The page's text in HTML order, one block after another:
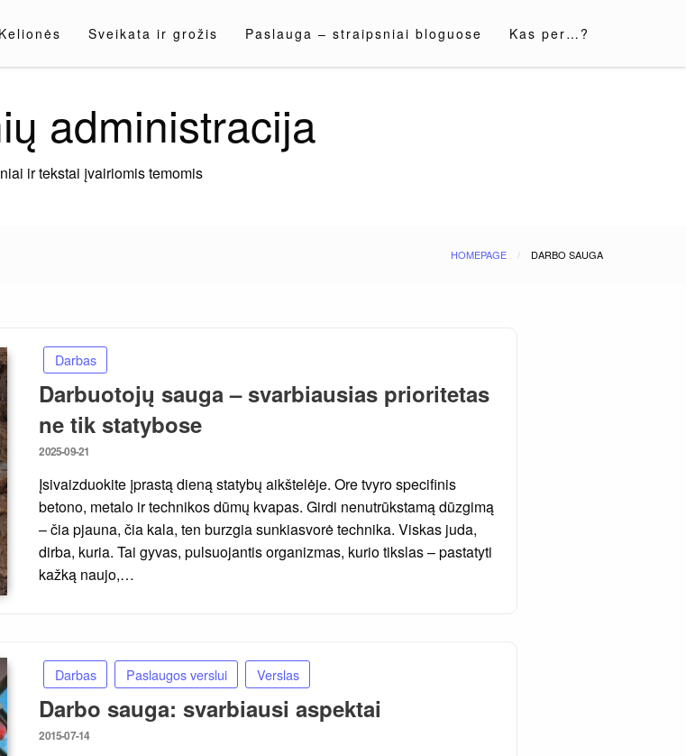
Kelionės Sveikata ir grožis Paslauga – straipsniai bloguose Kas per…?
administracija
ir tekstai įvairiomis temomis
HOMEPAGE DARBO SAUGA
Darbas
Darbuotojų sauga – svarbiausias prioritetas
ne tik statybose
Posted
2025-09-21
Įsivaizduokite įprastą dieną statybų aikštelėje. Ore tvyro specifinis
betono, metalo ir technikos dūmų kvapas. Girdi nenutrūkstamą dūzgimą
– čia pjauna, čia kala, ten burzgia sunkiasvorė technika. Viskas juda,
dirba, kuria. Tai gyvas, pulsuojantis organizmas, kurio tikslas – pastatyti
kažką naujo,…
Darbas Paslaugos verslui Verslas
Darbo sauga: svarbiausi aspektai
Posted
2015-07-14